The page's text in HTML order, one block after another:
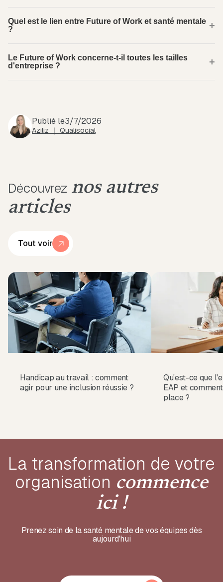
Quel est le lien entre Future of Work et santé mentale
?
Le Future of Work concerne-t-il toutes les tailles
d'entreprise ?
Publié le3/7/2026
Aziliz ｜ Qualisocial
Découvrez nos autres
articles
Tout voir
Handicap au travail : comment
agir pour une inclusion réussie ?
Qu'est-ce que
EAP et
place ?
La transformation de votre
organisation commence
ici !
Prenez soin de la santé mentale de vos équipes dès
aujourd'hui